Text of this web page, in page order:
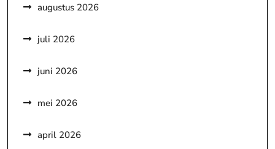
augustus 2026
juli 2026
juni 2026
mei 2026
april 2026